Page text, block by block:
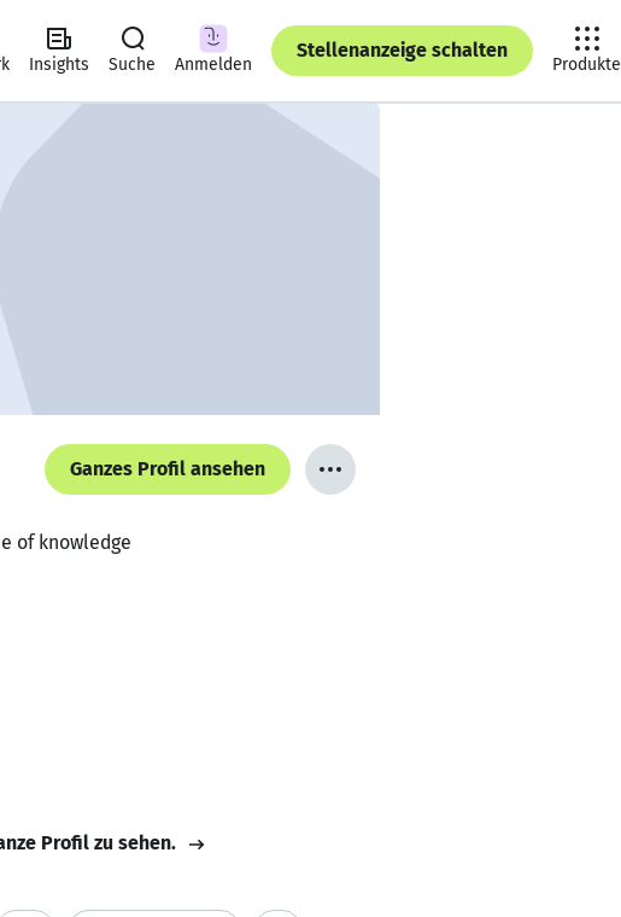
Insights Suche Anmelden
Stellenanzeige schalten
Produkte
Ganzes Profil ansehen
of knowledge
Profil zu sehen.